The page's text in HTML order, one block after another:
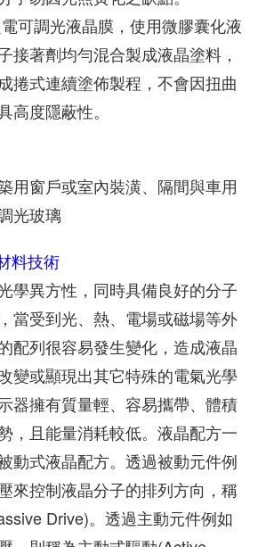
可調光液晶膜，使用微膠囊化液
接著劑均勻混合製成液晶塗料，
捲式連續塗佈製程，不會因扭曲
高度隱蔽性。
用窗戶或室內裝潢、隔間與車用
光玻璃
料技術
學異方性，同時具備良好的分子
當受到光、熱、電場或磁場等外
配列很容易發生變化，造成液晶
變或顯現出其它特殊的電氣光學
器擁有質量輕、容易攜帶、體積
，且能量消耗較低。液晶配方一
動式液晶配方。透過被動元件例
來控制液晶分子的排列方向，稱
Drive)。透過主動元件例如